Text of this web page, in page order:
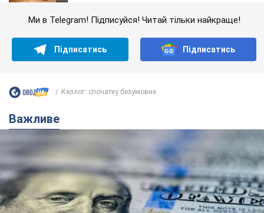
Ми в Telegram! Підписуйся! Читай тільки найкраще!
Підписатись Підписатись
Келлог: спочатку безумовне...
Важливе